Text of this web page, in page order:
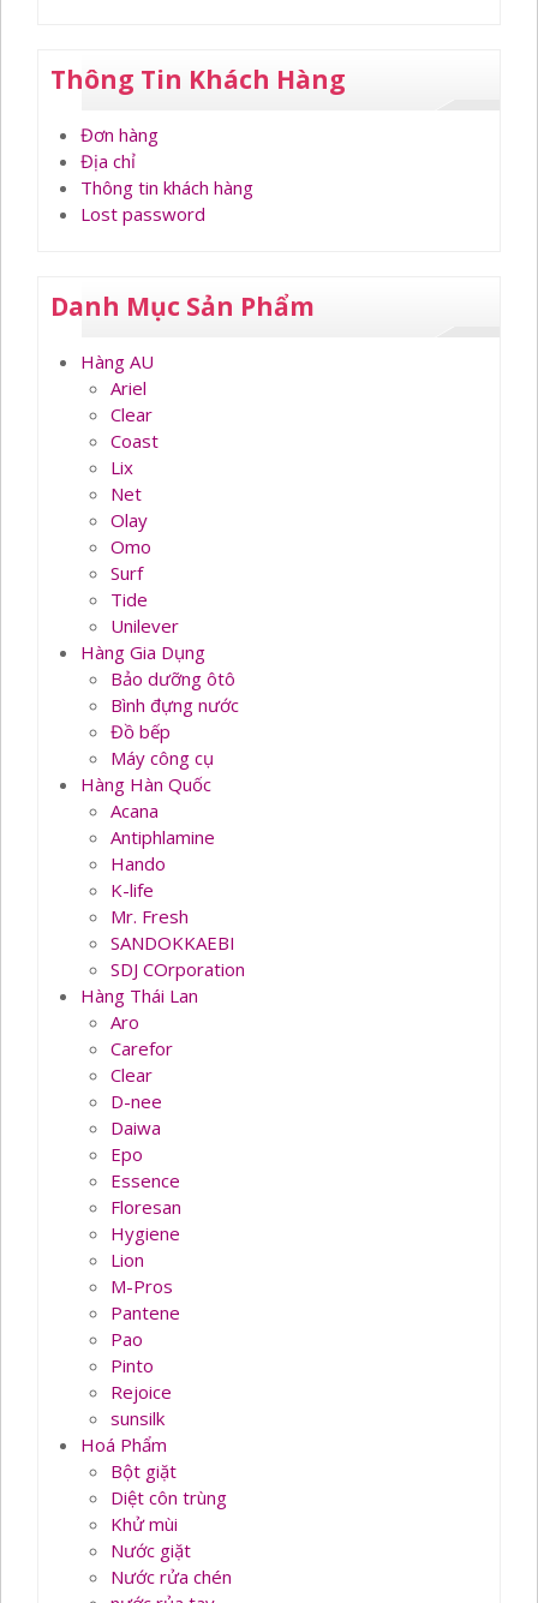
Thông Tin Khách Hàng
Đơn hàng
Địa chỉ
Thông tin khách hàng
Lost password
Danh Mục Sản Phẩm
Hàng AU
Ariel
Clear
Coast
Lix
Net
Olay
Omo
Surf
Tide
Unilever
Hàng Gia Dụng
Bảo dưỡng ôtô
Bình đựng nước
Đồ bếp
Máy công cụ
Hàng Hàn Quốc
Acana
Antiphlamine
Hando
K-life
Mr. Fresh
SANDOKKAEBI
SDJ COrporation
Hàng Thái Lan
Aro
Carefor
Clear
D-nee
Daiwa
Epo
Essence
Floresan
Hygiene
Lion
M-Pros
Pantene
Pao
Pinto
Rejoice
sunsilk
Hoá Phẩm
Bột giặt
Diệt côn trùng
Khử mùi
Nước giặt
Nước rửa chén